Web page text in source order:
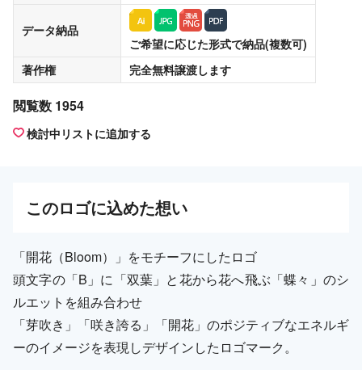
データ納品
ご希望に応じた形式で納品(複数可)
著作権
完全無料譲渡します
閲覧数 1954
検討中リストに追加する
このロゴに込めた想い
「開花（Bloom）」をモチーフにしたロゴ
頭文字の「B」に「双葉」と花から花へ飛ぶ「蝶々」のシ
ルエットを組み合わせ
「芽吹き」「咲き誇る」「開花」のポジティブなエネルギ
ーのイメージを表現しデザインしたロゴマーク。